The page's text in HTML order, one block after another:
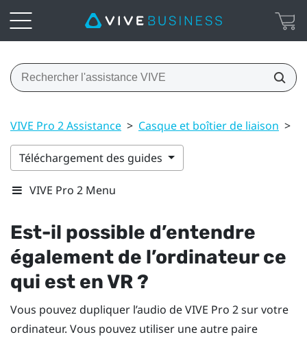
VIVE Pro 2 Assistance > Casque et boîtier de liaison >
Téléchargement des guides
VIVE Pro 2 Menu
Est-il possible d’entendre
également de l’ordinateur ce
qui est en VR ?
Vous pouvez dupliquer l’audio deVIVE Pro 2sur votre
ordinateur. Vous pouvez utiliser une autre paire